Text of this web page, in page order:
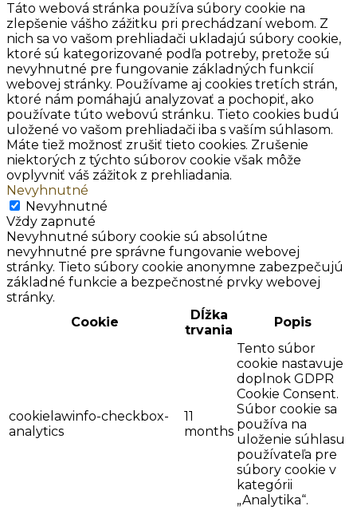
Táto webová stránka používa súbory cookie na
zlepšenie vášho zážitku pri prechádzaní webom. Z
nich sa vo vašom prehliadači ukladajú súbory cookie,
ktoré sú kategorizované podľa potreby, pretože sú
nevyhnutné pre fungovanie základných funkcií
webovej stránky. Používame aj cookies tretích strán,
ktoré nám pomáhajú analyzovať a pochopiť, ako
používate túto webovú stránku. Tieto cookies budú
uložené vo vašom prehliadači iba s vaším súhlasom.
Máte tiež možnosť zrušiť tieto cookies. Zrušenie
niektorých z týchto súborov cookie však môže
ovplyvniť váš zážitok z prehliadania.
Nevyhnutné
Nevyhnutné
Vždy zapnuté
Nevyhnutné súbory cookie sú absolútne
nevyhnutné pre správne fungovanie webovej
stránky. Tieto súbory cookie anonymne zabezpečujú
základné funkcie a bezpečnostné prvky webovej
stránky.
Cookie
Dĺžka
trvania
Popis
cookielawinfo-checkbox-
analytics
11
months
Tento súbor
cookie nastavuje
doplnok GDPR
Cookie Consent.
Súbor cookie sa
používa na
uloženie súhlasu
používateľa pre
súbory cookie v
kategórii
„Analytika“.